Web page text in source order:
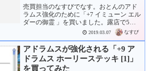
300
武器レベル :3
要求レベル :80
売買担当のなすびでなす。おとんのアド
ラムス強化のために「+7 イミューン エル
ダーの御霊 」を買いました。露店で5Mz
2019.03.07 なすび
アドラムスが強化される「+9 ア
ドラムス ホーリーステッキ [1]」
を買ってみた